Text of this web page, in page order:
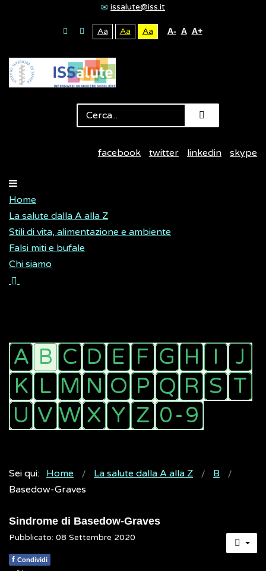
issalute@iss.it
Aa Aa Aa A- A A+
facebook twitter linkedin skype
Home
La salute dalla A alla Z
Stili di vita, alimentazione e ambiente
Falsi miti e bufale
Chi siamo
Sei qui: Home La salute dalla A alla Z
B
Basedow-Graves
Sindrome di Basedow-Graves
Pubblicato: 08 Settembre 2020
f Condividi